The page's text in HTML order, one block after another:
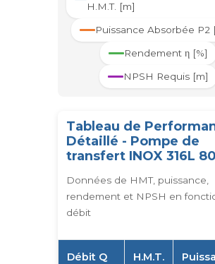
H.M.T. [m]
Puissance Absorbée P2
Rendement η [%]
NPSH Requis [m]
Tableau de
Détaillé - Pompe de
transfert INOX 316L
Données de HMT, puissance,
rendement et NPSH en
débit
Débit Q
H.M.T.